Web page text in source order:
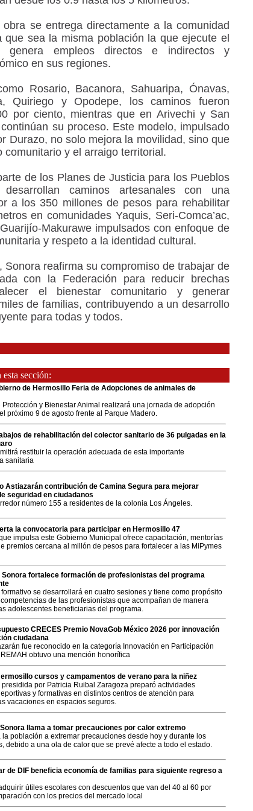
se entrega directamente a la comunidad
que sea la misma población la que ejecute el
genera empleos directos e indirectos y
en sus regiones.
Rosario, Bacanora, Sahuaripa, Ónavas,
Quiriego y Opodepe, los caminos fueron
por ciento, mientras que en Arivechi y San
su proceso. Este modelo, impulsado
Durazo, no solo mejora la movilidad, sino que
comunitario y el arraigo territorial.
de los Planes de Justicia para los Pueblos
desarrollan caminos artesanales con una
a los 350 millones de pesos para rehabilitar
en comunidades Yaquis, Seri-Comca’ac,
Makurawe impulsados con enfoque de
y respeto a la identidad cultural.
Sonora reafirma su compromiso de trabajar de
con la Federación para reducir brechas
el bienestar comunitario y generar
de familias, contribuyendo a un desarrollo
para todas y todos.
sección:
de Hermosillo Feria de Adopciones de animales de
Protección y Bienestar Animal realizará una jornada de adopción
próximo 9 de agosto frente al Parque Madero.
de rehabilitación del colector sanitario de 36 pulgadas en la
restituir la operación adecuada de esta importante
sanitaria
Astiazarán contribución de Camina Segura para mejorar
seguridad en ciudadanos
número 155 a residentes de la colonia Los Ángeles.
la convocatoria para participar en Hermosillo 47
impulsa este Gobierno Municipal ofrece capacitación, mentorías
premios cercana al millón de pesos para fortalecer a las MiPymes
Sonora fortalece formación de profesionistas del programa
formativo se desarrollará en cuatro sesiones y tiene como propósito
de las profesionistas que acompañan de manera
adolescentes beneficiarias del programa.
CRECES Premio NovaGob México 2026 por innovación
ciudadana
fue reconocido en la categoría Innovación en Participación
obtuvo una mención honorífica
cursos y campamentos de verano para la niñez
presidida por Patricia Ruibal Zaragoza preparó actividades
y formativas en distintos centros de atención para
vacaciones en espacios seguros.
llama a tomar precauciones por calor extremo
la población a extremar precauciones desde hoy y durante los
debido a una ola de calor que se prevé afecte a todo el estado.
de DIF beneficia economía de familias para siguiente regreso a
útiles escolares con descuentos que van del 40 al 60 por
con los precios del mercado local